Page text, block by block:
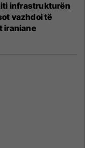
infrastrukturën
vazhdoi të
iraniane